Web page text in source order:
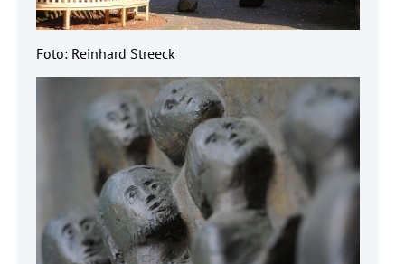
Foto: Reinhard Streeck